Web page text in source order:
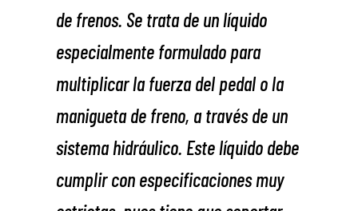
de frenos. Se trata de un líquido
especialmente formulado para
multiplicar la fuerza del pedal o la
manigueta de freno, a través de un
sistema hidráulico. Este líquido debe
cumplir con especificaciones muy